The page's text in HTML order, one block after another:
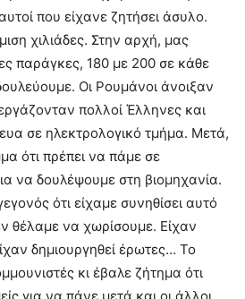
που είχανε ζητήσει άσυλο.
χιλιάδες. Στην αρχή, μας
παράγκες, 180 με 200 σε κάθε
Οι Ρουμάνοι άνοιξαν
πολλοί Έλληνες και
σε ηλεκτρολογικό τμήμα. Μετά,
ότι πρέπει να πάμε σε
να δουλέψουμε στη βιομηχανία.
ότι είχαμε συνηθίσει αυτό
θέλαμε να χωρίσουμε. Είχαν
δημιουργηθεί έρωτες… Το
κι έβαλε ζήτημα ότι